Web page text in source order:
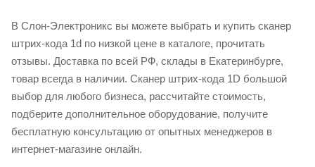
В Слон-Электроникс вы можете выбрать и купить сканер
штрих-кода 1d по низкой цене в каталоге, прочитать
отзывы. Доставка по всей РФ, склады в Екатеринбурге,
товар всегда в наличии. Сканер штрих-кода 1D большой
выбор для любого бизнеса, рассчитайте стоимость,
подберите дополнительное оборудование, получите
бесплатную консультацию от опытных менеджеров в
интернет-магазине онлайн.